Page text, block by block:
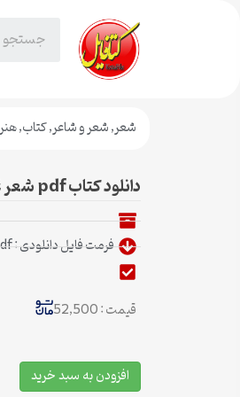
شعر,شعر و شاعر,کتاب,هنر
دانلود کتاب pdf شعر غزل من و غم من اثر قهار عاصی شاعر افغانی
فرمت فایل دانلودی : pdf
قیمت : 52,500
افزودن به سبد خرید